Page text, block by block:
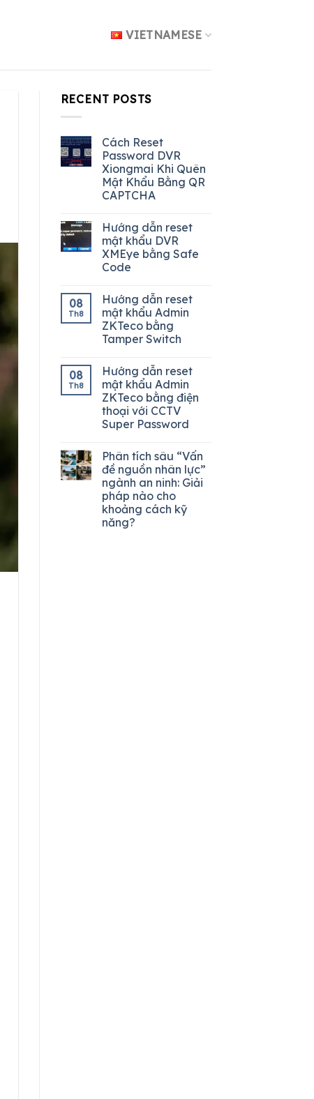
VIETNAMESE
RECENT POSTS
Cách Reset
Password DVR
Xiongmai Khi Quên
Mật Khẩu Bằng QR
CAPTCHA
Hướng dẫn reset
mật khẩu DVR
XMEye bằng Safe
Code
08
Th8
Hướng dẫn reset
mật khẩu Admin
ZKTeco bằng
Tamper Switch
08
Th8
Hướng dẫn reset
mật khẩu Admin
ZKTeco bằng điện
thoại với CCTV
Super Password
Phân tích sâu “Vấn
đề nguồn nhân lực”
ngành an ninh: Giải
pháp nào cho
khoảng cách kỹ
năng?